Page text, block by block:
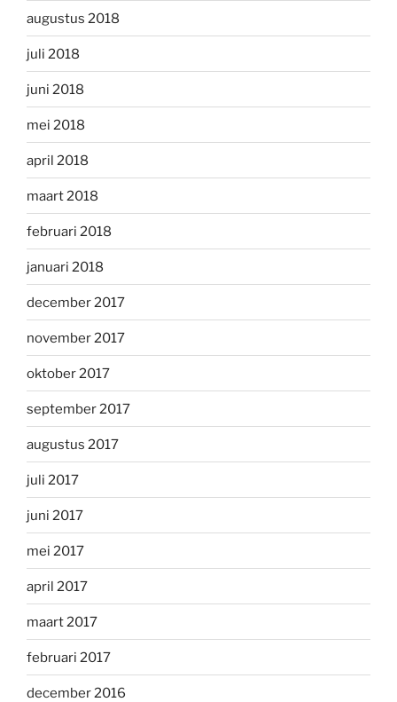
augustus 2018
juli 2018
juni 2018
mei 2018
april 2018
maart 2018
februari 2018
januari 2018
december 2017
november 2017
oktober 2017
september 2017
augustus 2017
juli 2017
juni 2017
mei 2017
april 2017
maart 2017
februari 2017
december 2016